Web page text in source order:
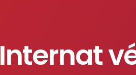
Internat